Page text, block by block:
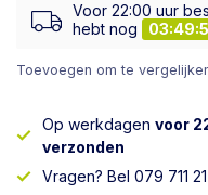
Voor 22:00 uur
hebt nog
Toevoegen om te
Op werkdagen voor
verzonden
Vragen? Bel 079 711